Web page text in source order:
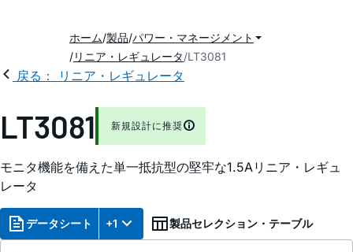
ホーム 製品 パワー・マネージメント
リニア・レギュレータ LT3081
戻る： リニア・レギュレータ
LT3081 新規設計に推奨
モニタ機能を備えた単一抵抗型の堅牢な1.5Aリニア・レギュ
レータ
データシート +1 製品セレクション・テーブル